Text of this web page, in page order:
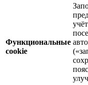
Функциональные
cookie